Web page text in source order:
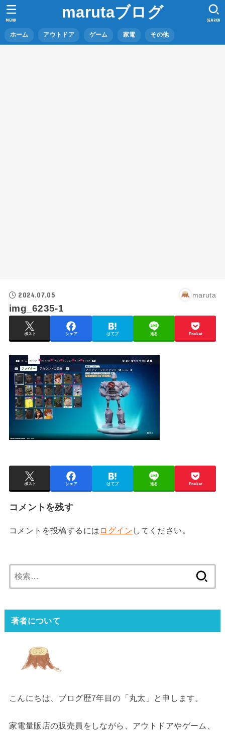
marutaブログ
ホーム アウトドア ゲーム 家電 その他
SEARCH
MENU
2024.07.05 maruta
img_6235-1
ポスト シェア はてブ 送る Pocket
ポスト シェア はてブ 送る Pocket
コメントを残す
コメントを投稿するには ログイン してください。
索:
著者について
こんにちは、ブログ歴7年目の「丸太」と申します。
家電量販店の販売員をしながら、アウトドアやゲーム、